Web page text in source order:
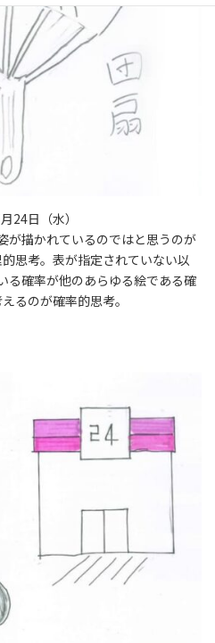
24日（水）
が描かれているのではと思うのが
思考。表が指定されていない以
る確率が他のあらゆる絵である確
るのが確率的思考。